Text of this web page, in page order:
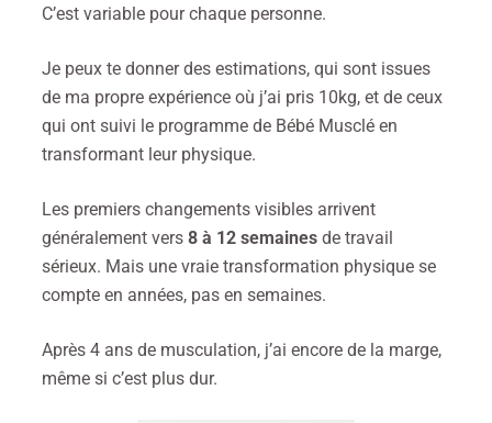
C’est variable pour chaque personne.
Je peux te donner des estimations, qui sont issues
de ma propre expérience où j’ai pris 10kg, et de ceux
qui ont suivi le programme de Bébé Musclé en
transformant leur physique.
Les premiers changements visibles arrivent
généralement vers 8 à 12 semaines de travail
sérieux. Mais une vraie transformation physique se
compte en années, pas en semaines.
Après 4 ans de musculation, j’ai encore de la marge,
même si c’est plus dur.